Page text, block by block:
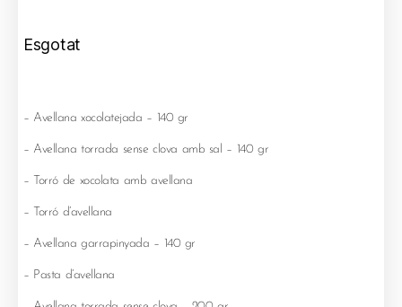
Esgotat
– Avellana xocolatejada – 140 gr
– Avellana torrada sense clova amb sal – 140 gr
– Torró de xocolata amb avellana
– Torró d’avellana
– Avellana garrapinyada – 140 gr
– Pasta d’avellana